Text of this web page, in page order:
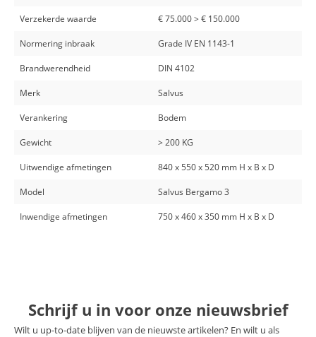
Verzekerde waarde € 75.000 > € 150.000
Normering inbraak Grade IV EN 1143-1
Brandwerendheid DIN 4102
Merk Salvus
Verankering Bodem
Gewicht > 200 KG
Uitwendige afmetingen 840 x 550 x 520 mm H x B x D
Model Salvus Bergamo 3
Inwendige afmetingen 750 x 460 x 350 mm H x B x D
Schrijf u in voor onze nieuwsbrief
Wilt u up-to-date blijven van de nieuwste artikelen? En wilt u als